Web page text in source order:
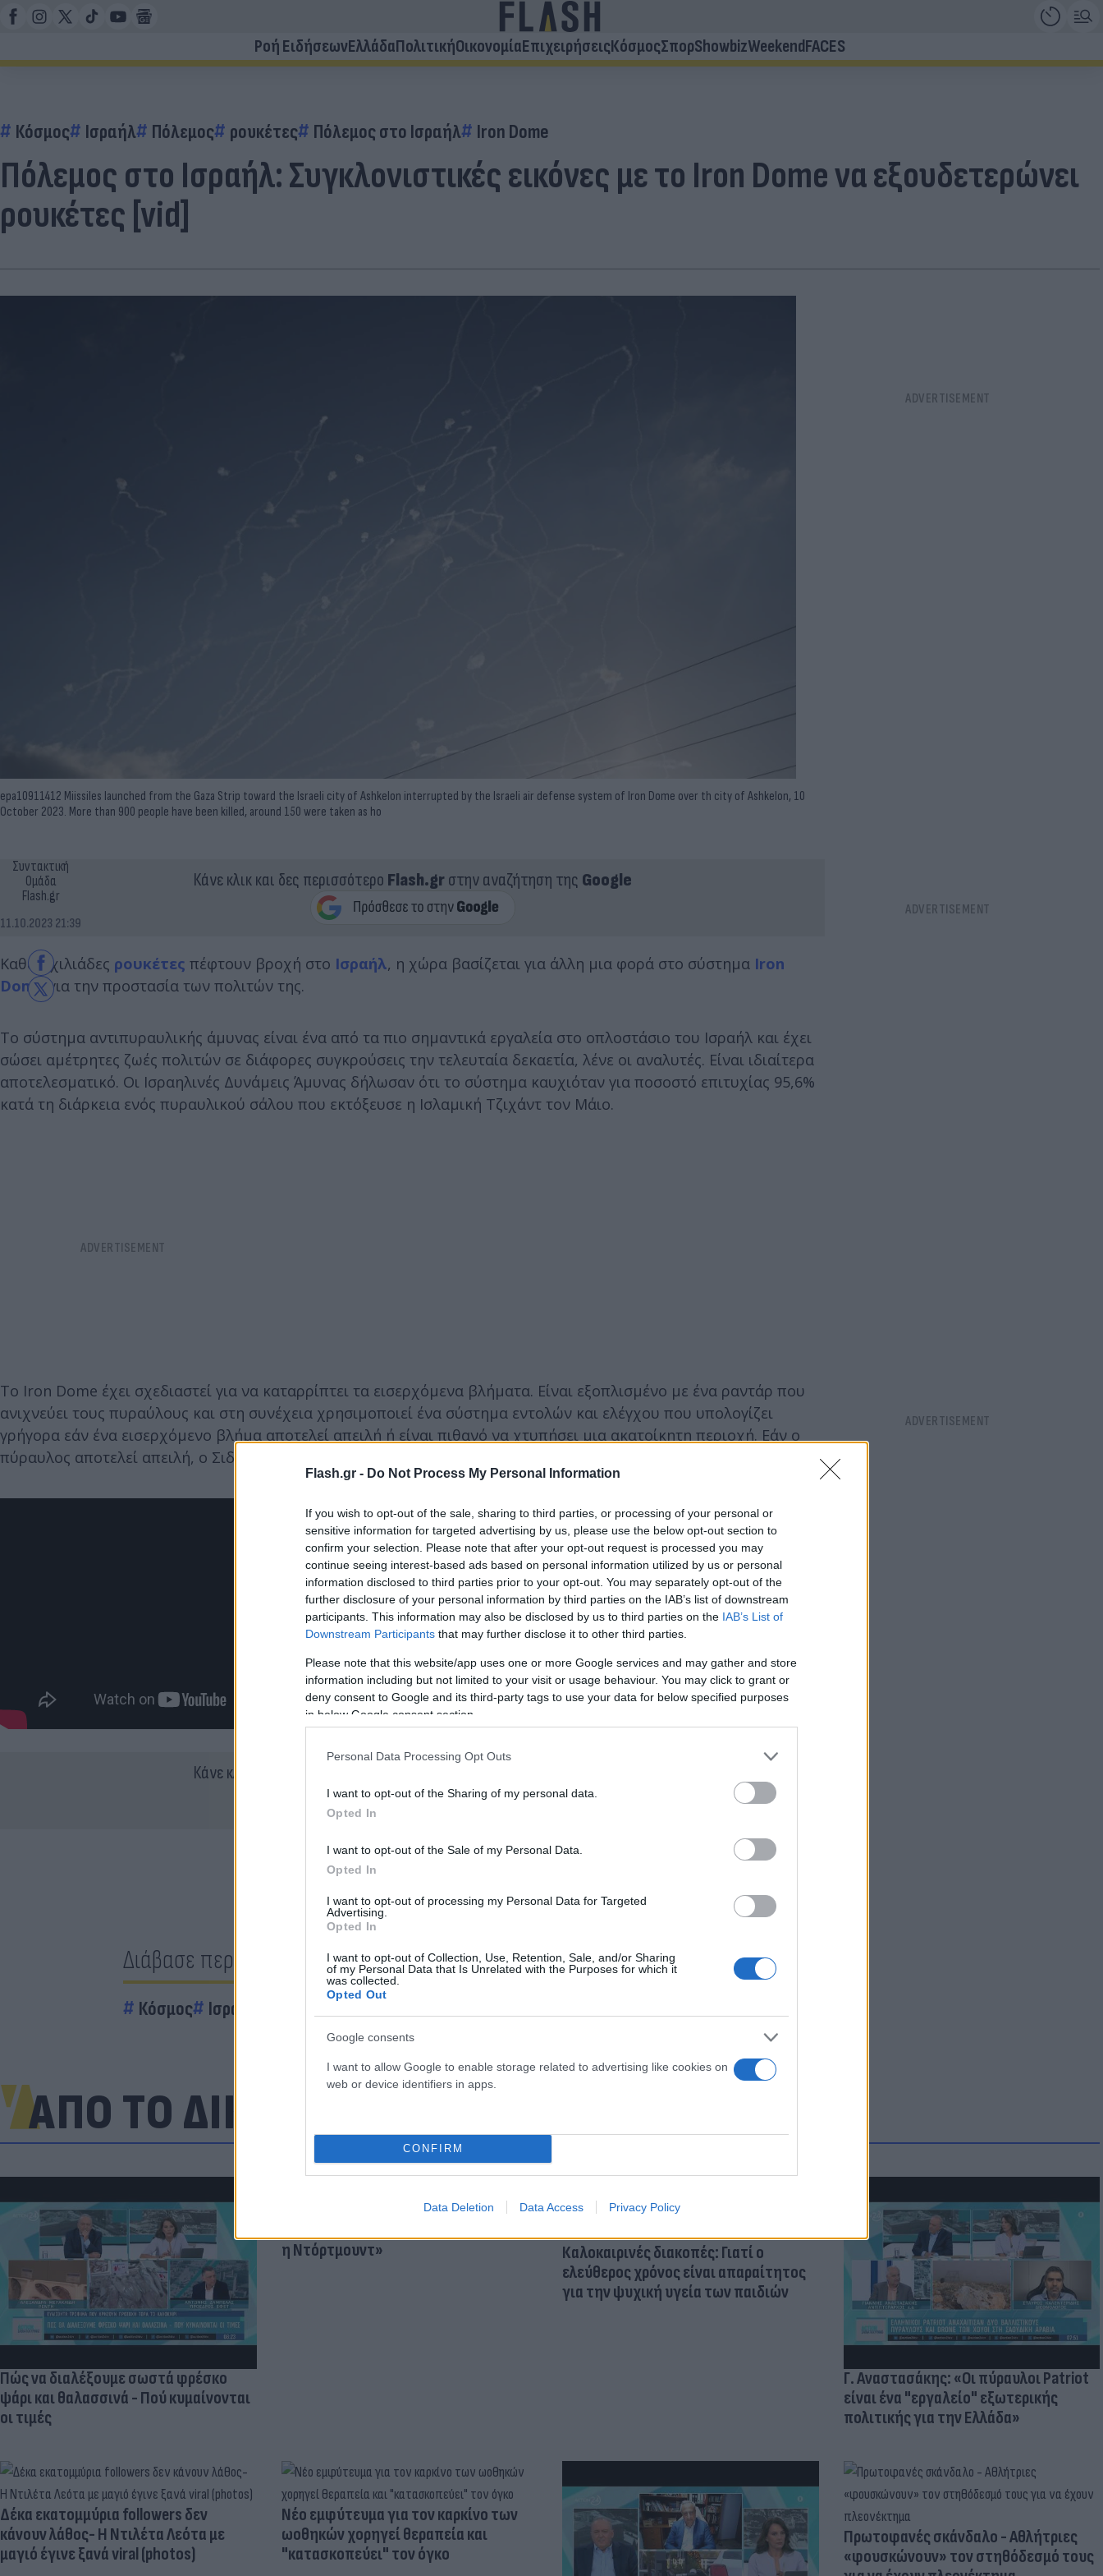
Flash.gr - Do Not Process My Personal Information
If you wish to opt-out of the sale, sharing to third parties, or processing of your personal or
sensitive information for targeted advertising by us, please use the below opt-out section to
confirm your selection. Please note that after your opt-out request is processed you may
continue seeing interest-based ads based on personal information utilized by us or personal
information disclosed to third parties prior to your opt-out. You may separately opt-out of the
further disclosure of your personal information by third parties on the IAB’s list of downstream
participants. This information may also be disclosed by us to third parties on the IAB’s List of
Downstream Participants that may further disclose it to other third parties.
Please note that this website/app uses one or more Google services and may gather and store
information including but not limited to your visit or usage behaviour. You may click to grant or
deny consent to Google and its third-party tags to use your data for below specified purposes
in below Google consent section.
Personal Data Processing Opt Outs
I want to opt-out of the Sharing of my personal data.
Opted In
I want to opt-out of the Sale of my Personal Data.
Opted In
I want to opt-out of processing my Personal Data for Targeted
Advertising.
Opted In
I want to opt-out of Collection, Use, Retention, Sale, and/or Sharing
of my Personal Data that Is Unrelated with the Purposes for which it
was collected.
Opted Out
Google consents
I want to allow Google to enable storage related to advertising like cookies on
web or device identifiers in apps.
CONFIRM
Data Deletion Data Access Privacy Policy
Ροή ΕιδήσεωνΕλλάδαΠολιτικήΟικονομίαΕπιχειρήσειςΚόσμοςΣπορShowbizWeekendFACES
Κόσμος Ισραήλ Πόλεμος ρουκέτες Πόλεμος στο Ισραήλ Iron Dome
Πόλεμος στο Ισραήλ: Συγκλονιστικές εικόνες με το Iron Dome να εξουδετερώνει
ρουκέτες [vid]
epa10911412 Miissiles launched from the Gaza Strip toward the Israeli city of Ashkelon interrupted by the Israeli air defense system of Iron Dome over th city of Ashkelon, 10
October 2023. More than 900 people have been killed, around 150 were taken as ho
Συντακτική
Ομάδα
Flash.gr
11.10.2023 21:39
Κάνε κλικ και δες περισσότερο Flash.grστην αναζήτηση της Google
Καθώς χιλιάδες ρουκέτες πέφτουν βροχή στο Ισραήλ, η χώρα βασίζεται για άλλη μια φορά στο σύστημα Iron
Domeγια την προστασία των πολιτών της.
Το σύστημα αντιπυραυλικής άμυνας είναι ένα από τα πιο σημαντικά εργαλεία στο οπλοστάσιο του Ισραήλ και έχει
σώσει αμέτρητες ζωές πολιτών σε διάφορες συγκρούσεις την τελευταία δεκαετία, λένε οι αναλυτές. Είναι ιδιαίτερα
αποτελεσματικό. Οι Ισραηλινές Δυνάμεις Άμυνας δήλωσαν ότι το σύστημα καυχιόταν για ποσοστό επιτυχίας 95,6%
κατά τη διάρκεια ενός πυραυλικού σάλου που εκτόξευσε η Ισλαμική Τζιχάντ τον Μάιο.
Το Iron Dome έχει σχεδιαστεί για να καταρρίπτει τα εισερχόμενα βλήματα. Είναι εξοπλισμένο με ένα ραντάρ που
ανιχνεύει τους πυραύλους και στη συνέχεια χρησιμοποιεί ένα σύστημα εντολών και ελέγχου που υπολογίζει
γρήγορα εάν ένα εισερχόμενο βλήμα αποτελεί απειλή ή είναι πιθανό να χτυπήσει μια ακατοίκητη περιοχή. Εάν ο
πύραυλος αποτελεί απειλή, ο Σιδηρούς Θόλος εκτοξεύει πυραύλους από το έδαφος για να καταστρέψει στον αέρα.
Κάνε κλικ και δες περισσότερο
Διάβασε περισσότερα
Κόσμος Ισραήλ Πόλεμος
ΑΠΟ ΤΟ ΔΙΚΤΥΟ
Πώς να διαλέξουμε σωστά φρέσκο
ψάρι και θαλασσινά - Πού κυμαίνονται
οι τιμές
η Ντόρτμουντ»
Καλοκαιρινές διακοπές: Γιατί ο
ελεύθερος χρόνος είναι απαραίτητος
για την ψυχική υγεία των παιδιών
Γ. Αναστασάκης: «Οι πύραυλοι Patriot
είναι ένα "εργαλείο" εξωτερικής
πολιτικής για την Ελλάδα»
Δέκα εκατομμύρια followers δεν
κάνουν λάθος- Η Ντιλέτα Λεότα με
μαγιό έγινε ξανά viral (photos)
Νέο εμφύτευμα για τον καρκίνο των
ωοθηκών χορηγεί θεραπεία και
"κατασκοπεύει" τον όγκο
Πρωτοφανές σκάνδαλο - Aθλήτριες
«φουσκώνουν» τον στηθόδεσμό τους